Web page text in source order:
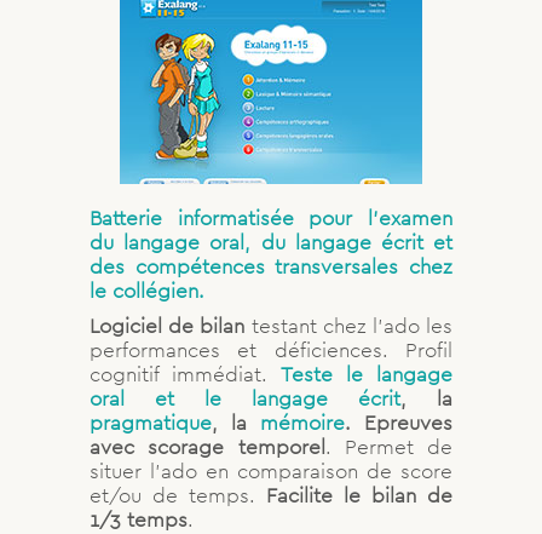
Batterie informatisée pour l’examen
du langage oral, du langage écrit et
des compétences transversales chez
le collégien.
Logiciel de bilan testant chez l’ado les
performances et déficiences. Profil
cognitif immédiat. Teste le langage
oral et le langage écrit, la
pragmatique, la mémoire. Epreuves
avec scorage temporel. Permet de
situer l’ado en comparaison de score
et/ou de temps. Facilite le bilan de
1/3 temps.